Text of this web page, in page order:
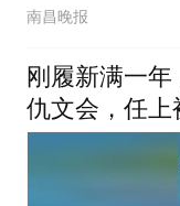
南昌晚报
刚履新满一
仇文会，任上